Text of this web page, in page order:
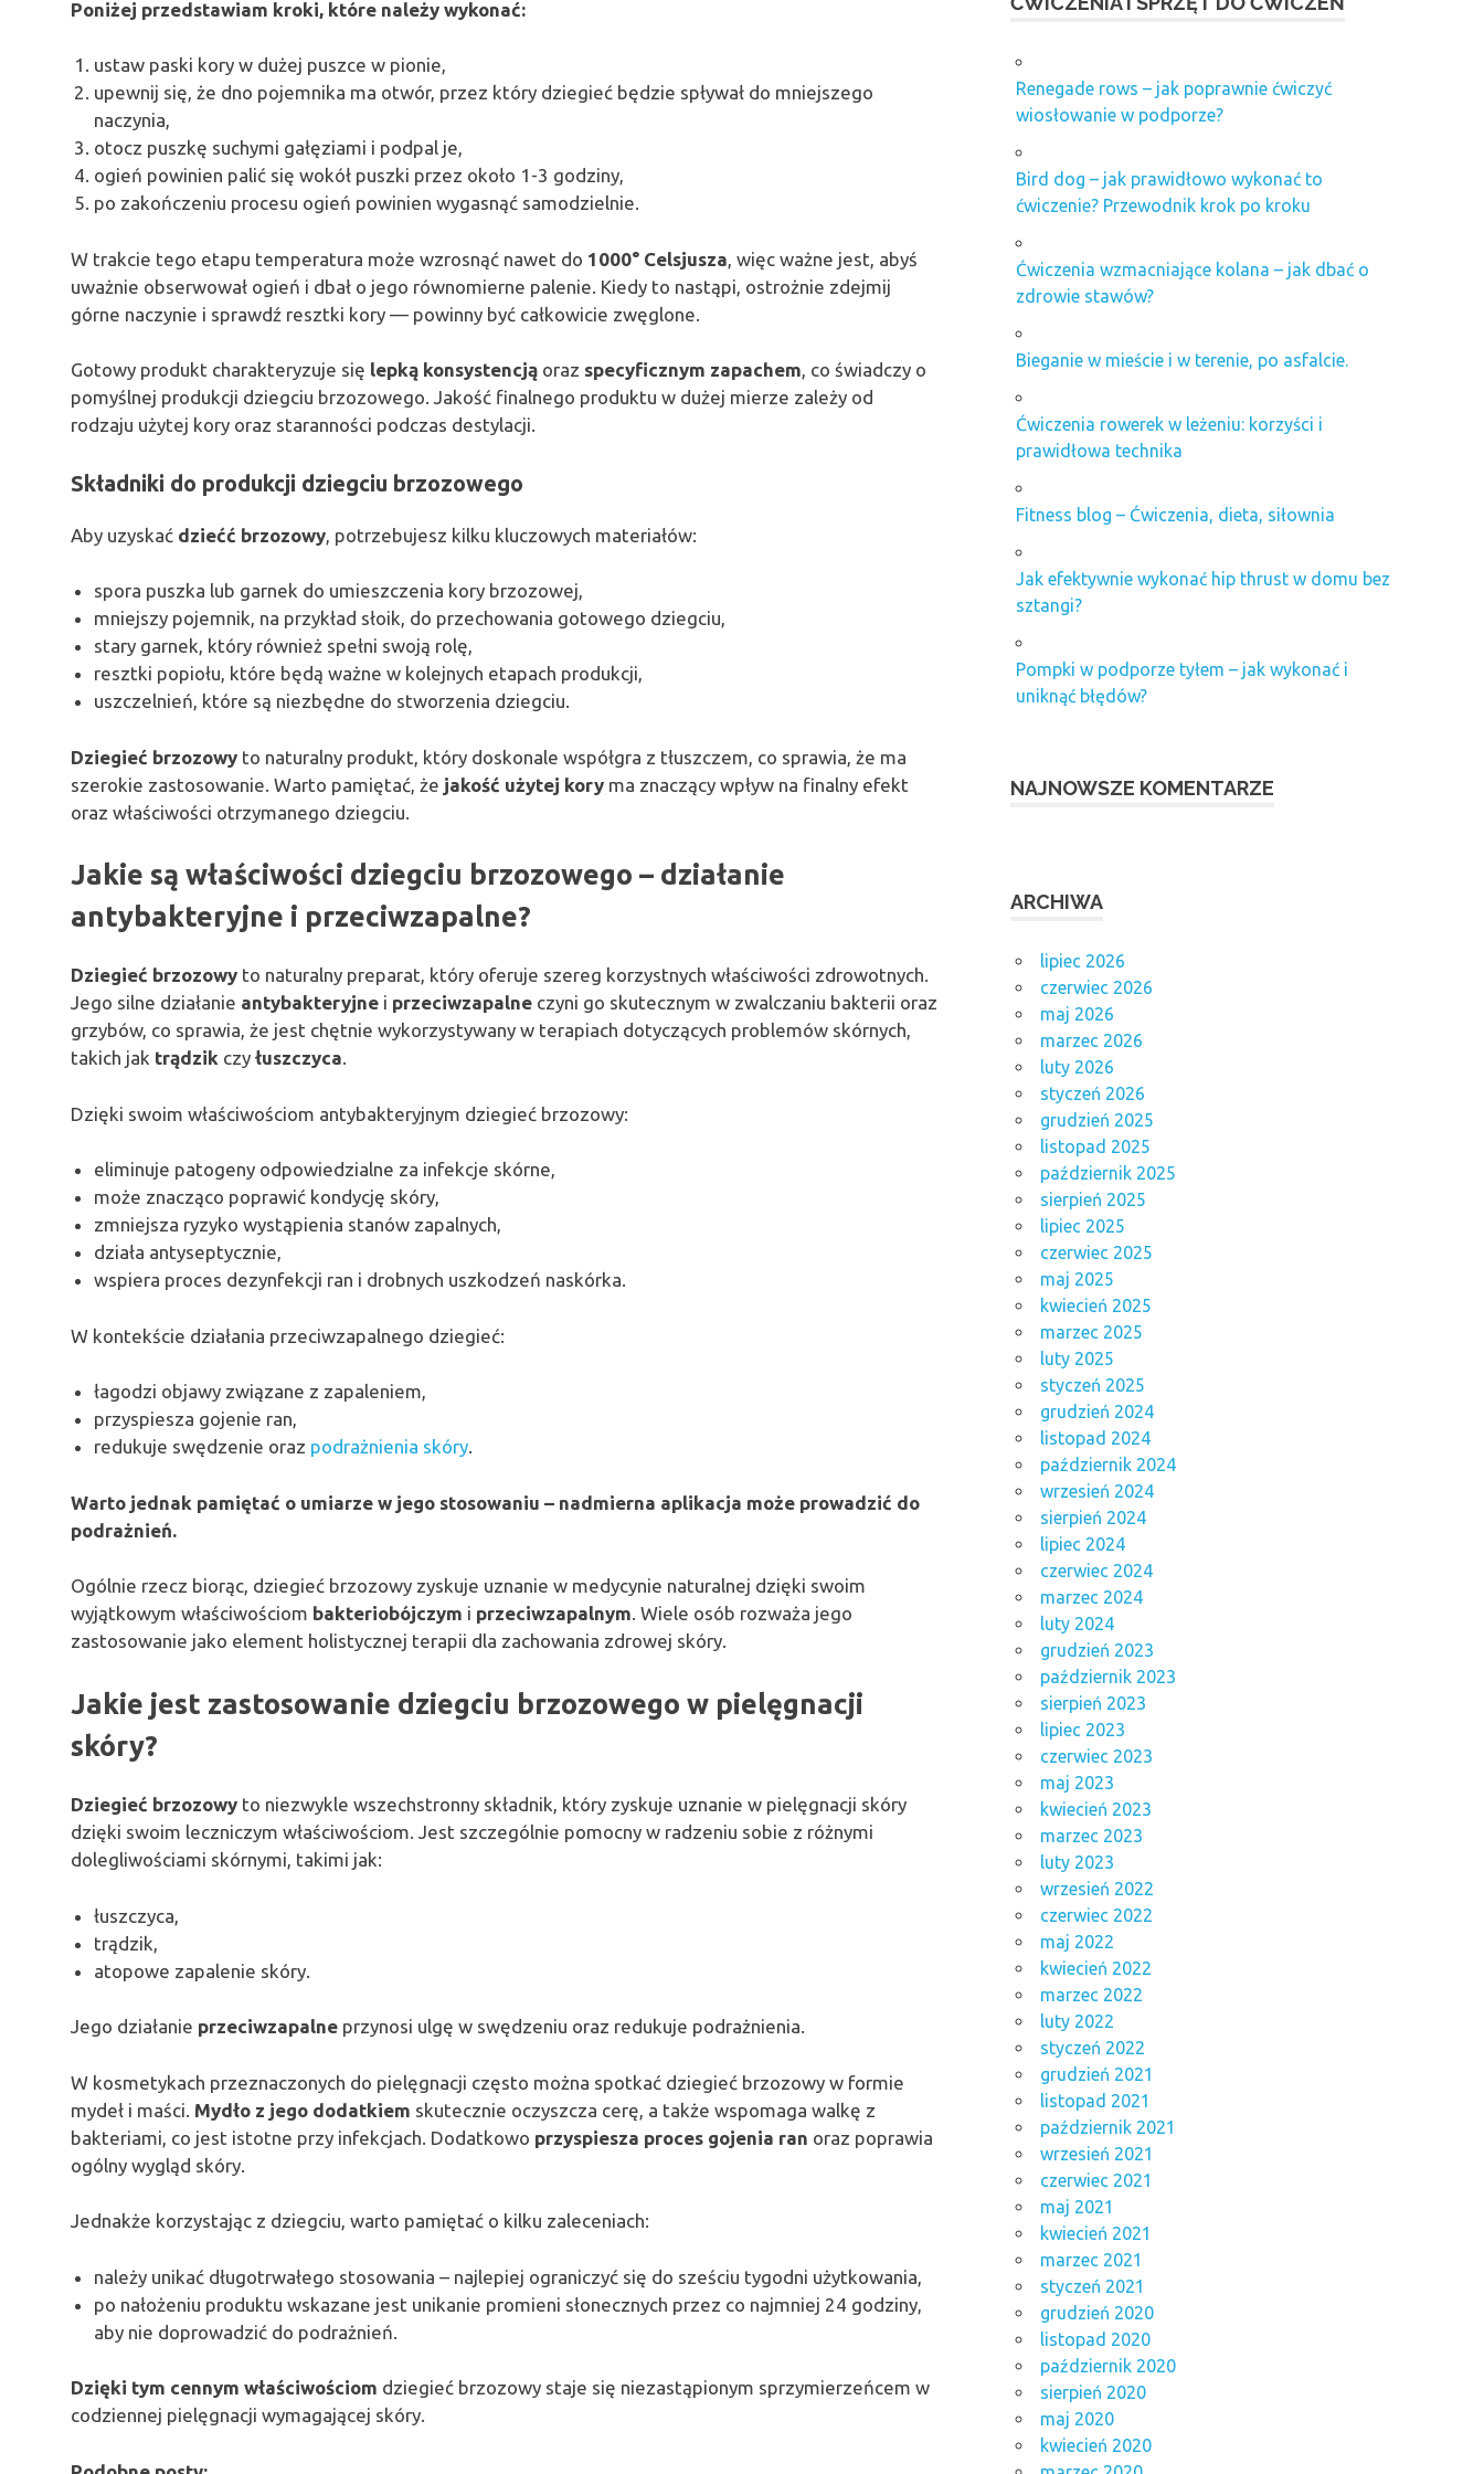
Poniżej przedstawiam kroki, które należy wykonać:
ustaw paski kory w dużej puszce w pionie,
upewnij się, że dno pojemnika ma otwór, przez który dziegieć będzie spływał do mniejszego
naczynia,
otocz puszkę suchymi gałęziami i podpal je,
ogień powinien palić się wokół puszki przez około 1-3 godziny,
po zakończeniu procesu ogień powinien wygasnąć samodzielnie.
W trakcie tego etapu temperatura może wzrosnąć nawet do 1000° Celsjusza, więc ważne jest, abyś
uważnie obserwował ogień i dbał o jego równomierne palenie. Kiedy to nastąpi, ostrożnie zdejmij
górne naczynie i sprawdź resztki kory — powinny być całkowicie zwęglone.
Gotowy produkt charakteryzuje się lepką konsystencją oraz specyficznym zapachem, co świadczy o
pomyślnej produkcji dziegciu brzozowego. Jakość finalnego produktu w dużej mierze zależy od
rodzaju użytej kory oraz staranności podczas destylacji.
Składniki do produkcji dziegciu brzozowego
Aby uzyskać dziećć brzozowy , potrzebujesz kilku kluczowych materiałów:
spora puszka lub garnek do umieszczenia kory brzozowej,
mniejszy pojemnik, na przykład słoik, do przechowania gotowego dziegciu,
stary garnek, który również spełni swoją rolę,
resztki popiołu, które będą ważne w kolejnych etapach produkcji,
uszczelnień, które są niezbędne do stworzenia dziegciu.
Dziegieć brzozowy to naturalny produkt, który doskonale współgra z tłuszczem, co sprawia, że ma
szerokie zastosowanie. Warto pamiętać, że jakość użytej kory ma znaczący wpływ na finalny efekt
oraz właściwości otrzymanego dziegciu.
Jakie są właściwości dziegciu brzozowego – działanie
antybakteryjne i przeciwzapalne?
Dziegieć brzozowy to naturalny preparat, który oferuje szereg korzystnych właściwości zdrowotnych.
Jego silne działanie antybakteryjne i przeciwzapalne czyni go skutecznym w zwalczaniu bakterii oraz
grzybów, co sprawia, że jest chętnie wykorzystywany w terapiach dotyczących problemów skórnych,
takich jak trądzik czy łuszczyca.
Dzięki swoim właściwościom antybakteryjnym dziegieć brzozowy:
eliminuje patogeny odpowiedzialne za infekcje skórne,
może znacząco poprawić kondycję skóry,
zmniejsza ryzyko wystąpienia stanów zapalnych,
działa antyseptycznie,
wspiera proces dezynfekcji ran i drobnych uszkodzeń naskórka.
W kontekście działania przeciwzapalnego dziegieć:
łagodzi objawy związane z zapaleniem,
przyspiesza gojenie ran,
redukuje swędzenie oraz podrażnienia skóry.
Warto jednak pamiętać o umiarze w jego stosowaniu – nadmierna aplikacja może prowadzić do
podrażnień.
Ogólnie rzecz biorąc, dziegieć brzozowy zyskuje uznanie w medycynie naturalnej dzięki swoim
wyjątkowym właściwościom bakteriobójczym i przeciwzapalnym. Wiele osób rozważa jego
zastosowanie jako element holistycznej terapii dla zachowania zdrowej skóry.
Jakie jest zastosowanie dziegciu brzozowego w pielęgnacji
skóry?
Dziegieć brzozowy to niezwykle wszechstronny składnik, który zyskuje uznanie w pielęgnacji skóry
dzięki swoim leczniczym właściwościom. Jest szczególnie pomocny w radzeniu sobie z różnymi
dolegliwościami skórnymi, takimi jak:
łuszczyca,
trądzik,
atopowe zapalenie skóry.
Jego działanie przeciwzapalne przynosi ulgę w swędzeniu oraz redukuje podrażnienia.
W kosmetykach przeznaczonych do pielęgnacji często można spotkać dziegieć brzozowy w formie
mydeł i maści. Mydło z jego dodatkiem skutecznie oczyszcza cerę, a także wspomaga walkę z
bakteriami, co jest istotne przy infekcjach. Dodatkowo przyspiesza proces gojenia ran oraz poprawia
ogólny wygląd skóry.
Jednakże korzystając z dziegciu, warto pamiętać o kilku zaleceniach:
należy unikać długotrwałego stosowania – najlepiej ograniczyć się do sześciu tygodni użytkowania,
po nałożeniu produktu wskazane jest unikanie promieni słonecznych przez co najmniej 24 godziny,
aby nie doprowadzić do podrażnień.
Dzięki tym cennym właściwościom dziegieć brzozowy staje się niezastąpionym sprzymierzeńcem w
codziennej pielęgnacji wymagającej skóry.
Renegade rows – jak poprawnie ćwiczyć
wiosłowanie w podporze?
Bird dog – jak prawidłowo wykonać to
ćwiczenie? Przewodnik krok po kroku
Ćwiczenia wzmacniające kolana – jak dbać o
zdrowie stawów?
Bieganie w mieście i w terenie, po asfalcie.
Ćwiczenia rowerek w leżeniu: korzyści i
prawidłowa technika
Fitness blog – Ćwiczenia, dieta, siłownia
Jak efektywnie wykonać hip thrust w domu bez
sztangi?
Pompki w podporze tyłem – jak wykonać i
uniknąć błędów?
NAJNOWSZE KOMENTARZE
ARCHIWA
lipiec 2026
czerwiec 2026
maj 2026
marzec 2026
luty 2026
styczeń 2026
grudzień 2025
listopad 2025
październik 2025
sierpień 2025
lipiec 2025
czerwiec 2025
maj 2025
kwiecień 2025
marzec 2025
luty 2025
styczeń 2025
grudzień 2024
listopad 2024
październik 2024
wrzesień 2024
sierpień 2024
lipiec 2024
czerwiec 2024
marzec 2024
luty 2024
grudzień 2023
październik 2023
sierpień 2023
lipiec 2023
czerwiec 2023
maj 2023
kwiecień 2023
marzec 2023
luty 2023
wrzesień 2022
czerwiec 2022
maj 2022
kwiecień 2022
marzec 2022
luty 2022
styczeń 2022
grudzień 2021
listopad 2021
październik 2021
wrzesień 2021
czerwiec 2021
maj 2021
kwiecień 2021
marzec 2021
styczeń 2021
grudzień 2020
listopad 2020
październik 2020
sierpień 2020
maj 2020
kwiecień 2020